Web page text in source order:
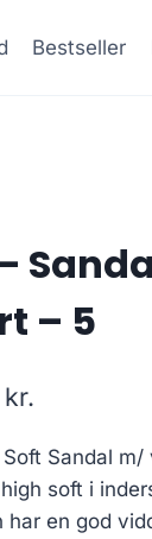
Bestseller
– 5
kr.
Sandal
soft i
har en god